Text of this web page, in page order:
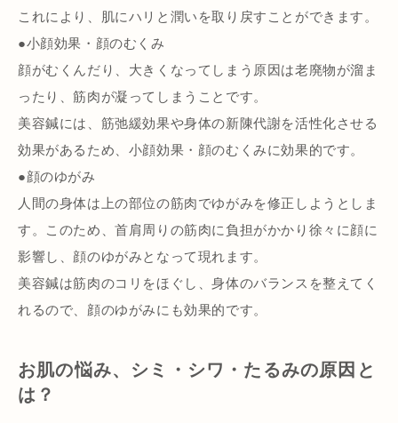
これにより、肌にハリと潤いを取り戻すことができます。
●小顔効果・顔のむくみ
顔がむくんだり、大きくなってしまう原因は老廃物が溜ま
ったり、筋肉が凝ってしまうことです。
美容鍼には、筋弛緩効果や身体の新陳代謝を活性化させる
効果があるため、小顔効果・顔のむくみに効果的です。
●顔のゆがみ
人間の身体は上の部位の筋肉でゆがみを修正しようとしま
す。このため、首肩周りの筋肉に負担がかかり徐々に顔に
影響し、顔のゆがみとなって現れます。
美容鍼は筋肉のコリをほぐし、身体のバランスを整えてく
れるので、顔のゆがみにも効果的です。
お肌の悩み、シミ・シワ・たるみの原因と
は？